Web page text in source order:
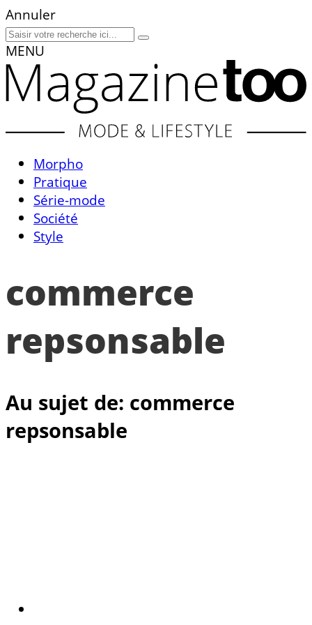
Annuler
MENU
Morpho
Pratique
Série-mode
Société
Style
commerce
repsonsable
Au sujet de: commerce
repsonsable